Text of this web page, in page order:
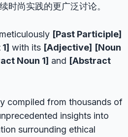
时尚实践的更广泛讨论。
[Past Participle]
with its [Adjective] [Noun
Noun 1] and [Abstract
compiled from thousands of
insights into
surrounding ethical